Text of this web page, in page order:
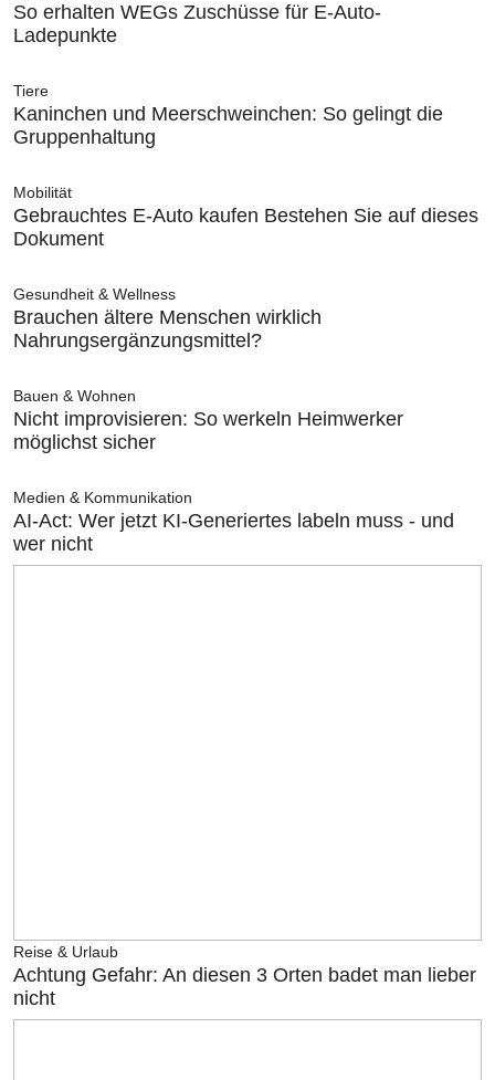
So erhalten WEGs Zuschüsse für E-Auto-
Ladepunkte
Tiere
Kaninchen und Meerschweinchen: So gelingt die
Gruppenhaltung
Mobilität
Gebrauchtes E-Auto kaufen Bestehen Sie auf dieses
Dokument
Gesundheit & Wellness
Brauchen ältere Menschen wirklich
Nahrungsergänzungsmittel?
Bauen & Wohnen
Nicht improvisieren: So werkeln Heimwerker
möglichst sicher
Medien & Kommunikation
AI-Act: Wer jetzt KI-Generiertes labeln muss - und
wer nicht
Reise & Urlaub
Achtung Gefahr: An diesen 3 Orten badet man lieber
nicht